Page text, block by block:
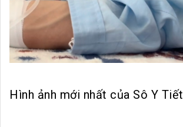
Hình ảnh mới nhất của Sô Y Tiết